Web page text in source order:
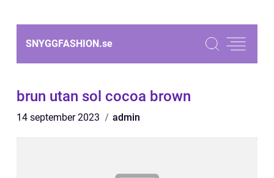
SNYGGFASHION.se
brun utan sol cocoa brown
14 september 2023 admin